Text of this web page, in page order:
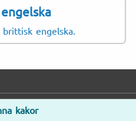
engelska.
kakor